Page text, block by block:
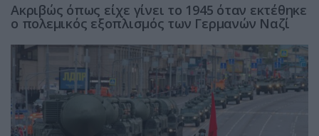
Ακριβώς όπως είχε γίνει το 1945 όταν εκτέθηκε
ο πολεμικός εξοπλισμός των Γερμανών Ναζί